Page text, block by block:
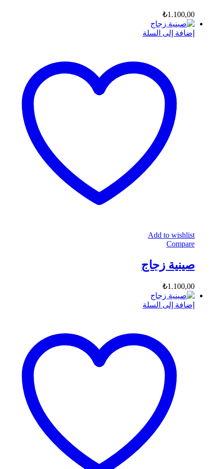
₺1.100,00
إضافة إلى السلة
Add to wishlist
Compare
صينية زجاج
₺1.100,00
إضافة إلى السلة